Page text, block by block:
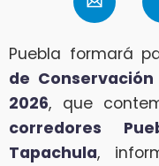
Puebla formará
de
2026, que
corredores
Tapachula,